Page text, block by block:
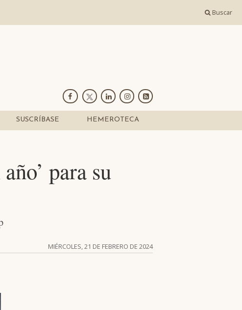
Buscar
SUSCRÍBASE HEMEROTECA
para su
MIÉRCOLES, 21 DE FEBRERO DE 2024